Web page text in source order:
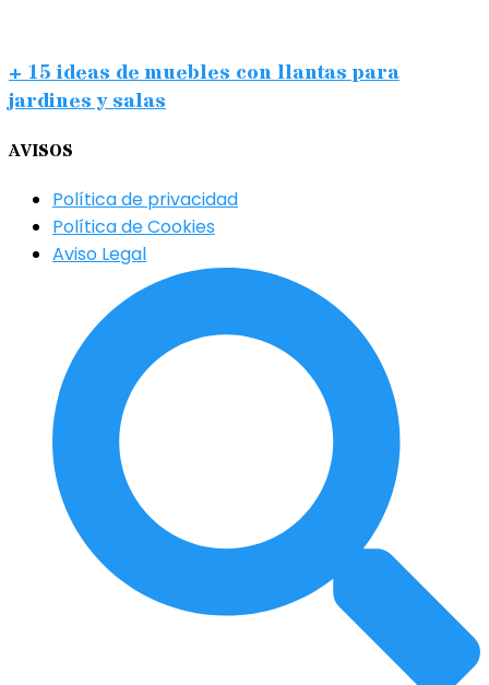
+ 15 ideas de muebles con llantas para
jardines y salas
AVISOS
Política de privacidad
Política de Cookies
Aviso Legal